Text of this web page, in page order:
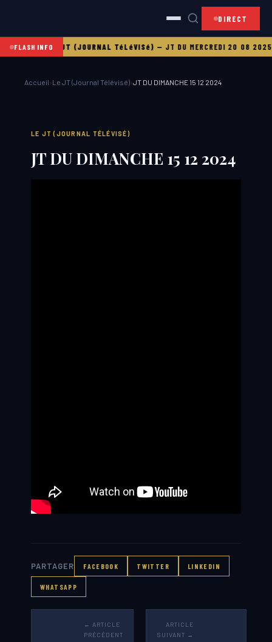
DIRECT
FLASH INFO
08 2025LE JT (JOURNAL TéLéVISé)—JT DU MERCREDI 20 08 2025
Accueil › Le JT (Journal Télévisé)›JT DU DIMANCHE 15 12 2024
LE JT (JOURNAL TÉLÉVISÉ)
JT DU DIMANCHE 15 12 2024
PARTAGER FACEBOOK TWITTER LINKEDIN
WHATSAPP
← ARTICLE
PRÉCÉDENT
ARTICLE
SUIVANT →